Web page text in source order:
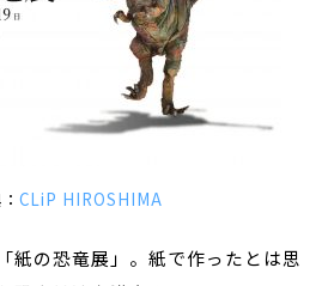
CLiP HIROSHIMA
紙の恐竜展」。紙で作ったとは思